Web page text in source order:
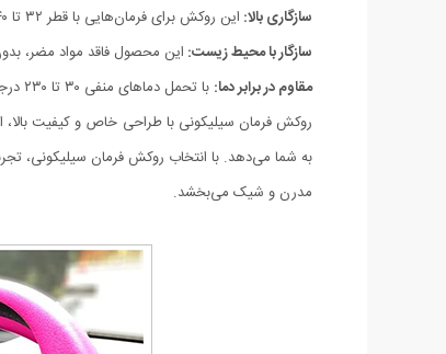
سازگاری بالا: این روکش برای فرمان‌هایی با قطر ۳۲ تا ۴۰ سانتی‌متر طراحی شده و به راحتی بر روی انواع فرمان‌ها نصب می‌شود.
سازگار با محیط زیست: این محصول فاقد مواد مضر،
مقاوم در برابر دما: با تحمل دماهای منفی ۳۰ تا ۲۳۰ درجه سانتی‌گراد، روکش فرمان سیلیکونی به هیچ وجه تغییر شکل نمی‌دهد.
روکش فرمان سیلیکونی با طراحی خاص و کیفیت
به شما می‌دهد. با انتخاب روکش فرمان سیلیکونی،
مدرن و شیک می‌بخشد.